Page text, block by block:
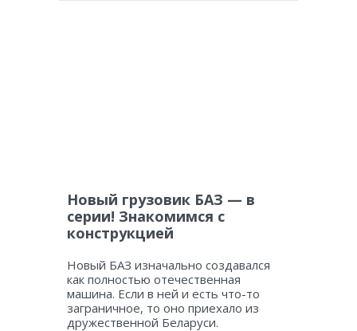
Новый грузовик БАЗ — в
серии! Знакомимся с
конструкцией
Новый БАЗ изначально создавался
как полностью отечественная
машина. Если в ней и есть что-то
заграничное, то оно приехало из
дружественной Беларуси.